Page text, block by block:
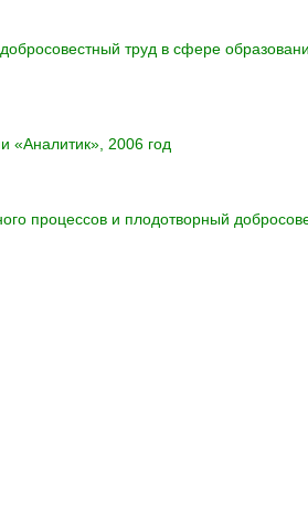
труд в сфере
«Аналитик», 2006 год
процессов и плодотворный